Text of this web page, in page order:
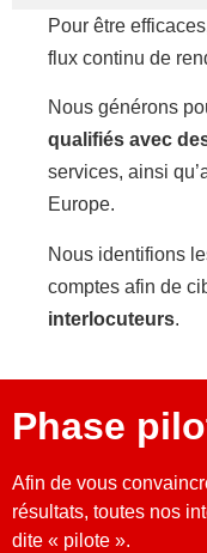
Pour être
flux continu de
Nous générons
qualifiés avec
services, ainsi
Europe.
Nous identifions
comptes afin de
interlocuteurs.
Phase
Afin de vous
résultats, toutes nos
dite « pilote ».